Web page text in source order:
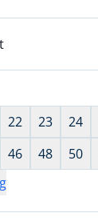
Passform
22 23 24
46 48 50